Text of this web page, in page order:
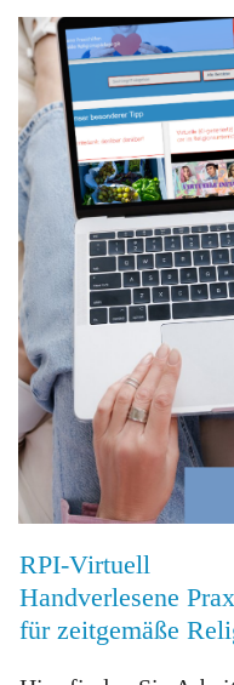
RPI-Virtuell
Handverlesene
für zeitgemäße